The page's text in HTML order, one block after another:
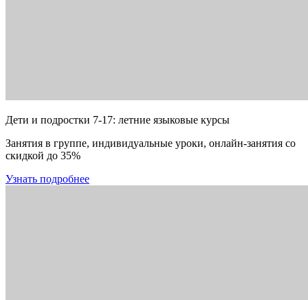
Дети и подростки 7-17: летние языковые курсы
Занятия в группе, индивидуальные уроки, онлайн-занятия со
скидкой до 35%
Узнать подробнее